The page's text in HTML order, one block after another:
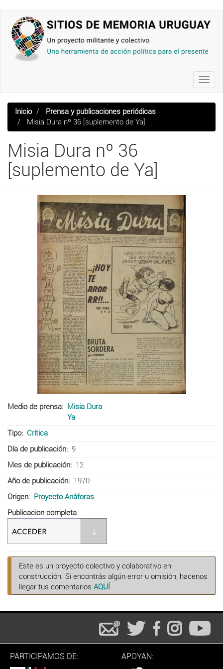
contenido
principal
Inicio
Prensa y publicaciones periódicas
Misia Dura nº 36 [suplemento de Ya]
Misia Dura nº 36
[suplemento de Ya]
Medio de prensa
Misia Dura
Ya
Tipo
Crítica
Día de publicación
9
Mes de publicación
12
Año de publicación
1970
Origen
Proyecto Anáforas
Publicacion completa
Este es un proyecto colectivo y colaborativo en
construcción. Si encontrás algún error u omisión, hacenos
llegar tus comentarios AQUÍ
PARTICIPAMOS DE: APOYAN: